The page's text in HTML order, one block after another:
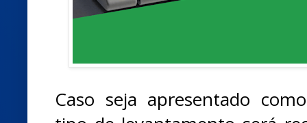
Caso seja apresentado